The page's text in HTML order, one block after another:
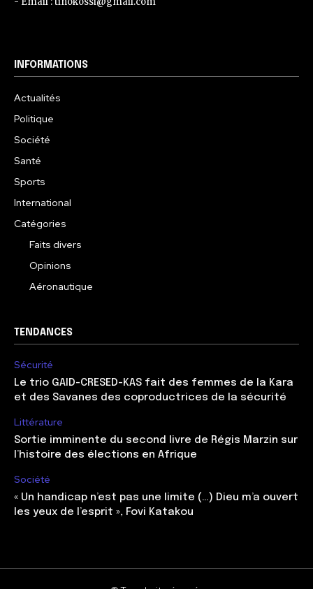
INFORMATIONS
Actualités
Politique
Société
Santé
Sports
International
Catégories
Faits divers
Opinions
Aéronautique
TENDANCES
Sécurité
Le trio GAID-CRESED-KAS fait des femmes de la Kara
et des Savanes des coproductrices de la sécurité
Littérature
Sortie imminente du second livre de Régis Marzin sur
l’histoire des élections en Afrique
Société
« Un handicap n’est pas une limite (…) Dieu m’a ouvert
les yeux de l’esprit », Fovi Katakou